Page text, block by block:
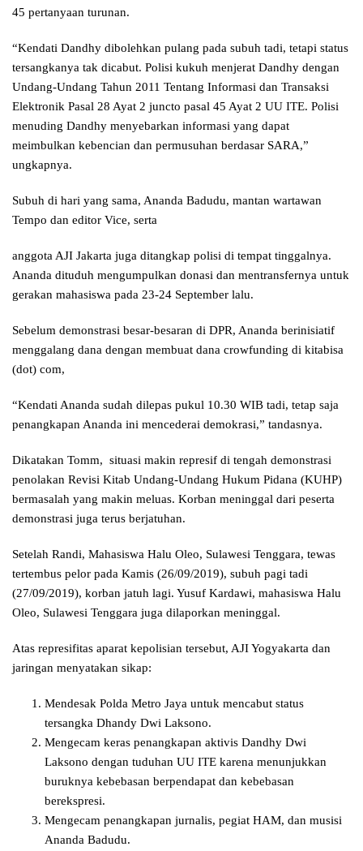
45 pertanyaan turunan.
“Kendati Dandhy dibolehkan pulang pada subuh tadi, tetapi status
tersangkanya tak dicabut. Polisi kukuh menjerat Dandhy dengan
Undang-Undang Tahun 2011 Tentang Informasi dan Transaksi
Elektronik Pasal 28 Ayat 2 juncto pasal 45 Ayat 2 UU ITE. Polisi
menuding Dandhy menyebarkan informasi yang dapat
meimbulkan kebencian dan permusuhan berdasar SARA,”
ungkapnya.
Subuh di hari yang sama, Ananda Badudu, mantan wartawan
Tempo dan editor Vice, serta
anggota AJI Jakarta juga ditangkap polisi di tempat tinggalnya.
Ananda dituduh mengumpulkan donasi dan mentransfernya untuk
gerakan mahasiswa pada 23-24 September lalu.
Sebelum demonstrasi besar-besaran di DPR, Ananda berinisiatif
menggalang dana dengan membuat dana crowfunding di kitabisa
(dot) com,
“Kendati Ananda sudah dilepas pukul 10.30 WIB tadi, tetap saja
penangkapan Ananda ini mencederai demokrasi,” tandasnya.
Dikatakan Tomm, situasi makin represif di tengah demonstrasi
penolakan Revisi Kitab Undang-Undang Hukum Pidana (KUHP)
bermasalah yang makin meluas. Korban meninggal dari peserta
demonstrasi juga terus berjatuhan.
Setelah Randi, Mahasiswa Halu Oleo, Sulawesi Tenggara, tewas
tertembus pelor pada Kamis (26/09/2019), subuh pagi tadi
(27/09/2019), korban jatuh lagi. Yusuf Kardawi, mahasiswa Halu
Oleo, Sulawesi Tenggara juga dilaporkan meninggal.
Atas represifitas aparat kepolisian tersebut, AJI Yogyakarta dan
jaringan menyatakan sikap:
Mendesak Polda Metro Jaya untuk mencabut status
tersangka Dhandy Dwi Laksono.
Mengecam keras penangkapan aktivis Dandhy Dwi
Laksono dengan tuduhan UU ITE karena menunjukkan
buruknya kebebasan berpendapat dan kebebasan
berekspresi.
Mengecam penangkapan jurnalis, pegiat HAM, dan musisi
Ananda Badudu.